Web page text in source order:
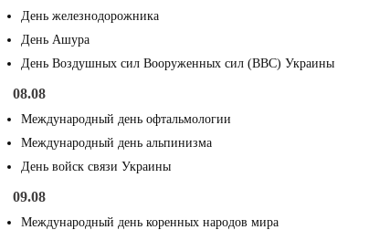
День железнодорожника
День Ашура
День Воздушных сил Вооруженных сил (ВВС) Украины
08.08
Международный день офтальмологии
Международный день альпинизма
День войск связи Украины
09.08
Международный день коренных народов мира